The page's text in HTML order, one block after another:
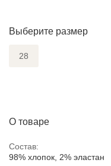
Выберите размер
28
О товаре
Состав:
98% хлопок, 2% эластан